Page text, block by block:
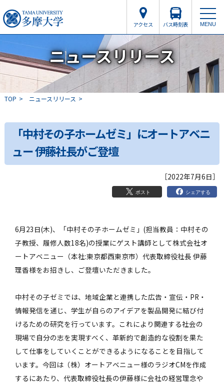
アクセス バス時刻表 MENU
ニュースリリース
TOP ニュースリリース
「中村その子ホームゼミ」にオートアベニ
ュー 伊藤社長がご登壇
［2022年7月6日］
ポスト シェアする
6月23日(木)、「中村その子ホームゼミ」(担当教員：中村その
子教授、履修人数18名)の授業にゲスト講師として株式会社オ
ートアベニュー（本社:東京都西東京市）代表取締役社長 伊藤
理香様をお招きし、ご登壇いただきました。
中村その子ゼミでは、地域企業と連携した広告・宣伝・PR・
情報発信を通じ、学生が自らのアイデアを製品開発に結び付
けるための研究を行っています。これにより関連する社会の
現場で自分の志を実現すべく、革新的で創造的な役割を果た
して仕事をしていくことができるようになることを目指して
います。今回は（株）オートアベニュー様のラジオCMを作成
するにあたり、代表取締役社長の伊藤様に会社の経営理念や